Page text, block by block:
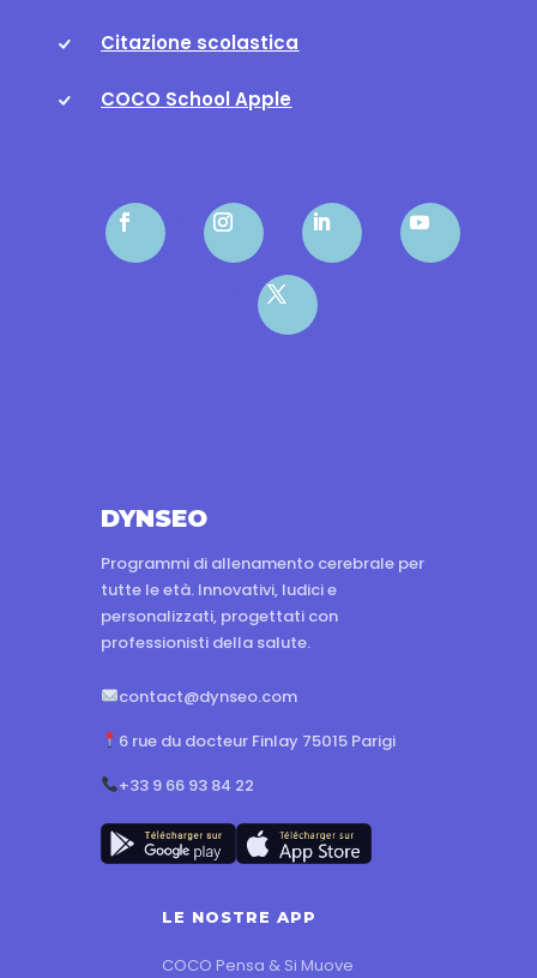
Citazione scolastica
COCO School Apple
DYNSEO
Programmi di allenamento cerebrale per
tutte le età. Innovativi, ludici e
personalizzati, progettati con
professionisti della salute.
contact@dynseo.com
6 rue du docteur Finlay 75015 Parigi
+33 9 66 93 84 22
LE NOSTRE APP
COCO Pensa & Si Muove